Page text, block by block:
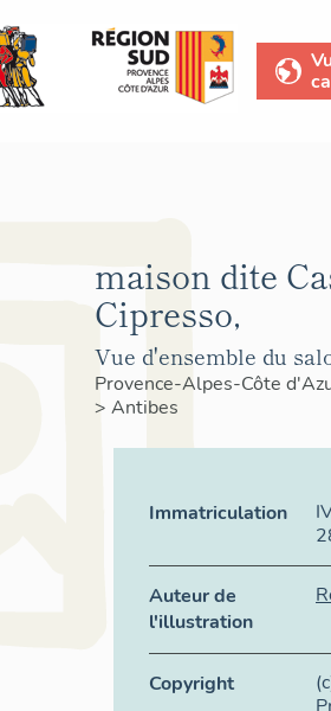
maison dite
Cipresso,
Vue d'ensemble du
Provence-Alpes-Côte
> Antibes
Immatriculation
Auteur de
l'illustration
Copyright